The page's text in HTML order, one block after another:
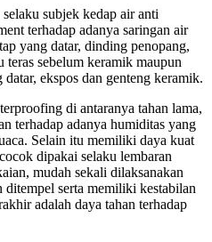
subjek kedap air anti
terhadap adanya saringan air
yang datar, dinding penopang,
teras sebelum keramik maupun
ekspos dan genteng keramik.
di antaranya tahan lama,
terhadap adanya humiditas yang
Selain itu memiliki daya kuat
dipakai selaku lembaran
mudah sekali dilaksanakan
serta memiliki kestabilan
adalah daya tahan terhadap